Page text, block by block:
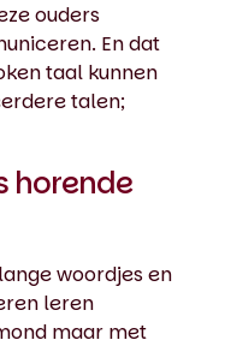
ouders
En dat
taal kunnen
talen;
horende
woordjes en
leren
maar met